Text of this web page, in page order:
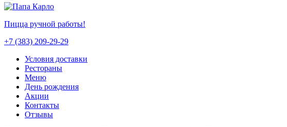
Пицца ручной работы!
+7 (383) 209-29-29
Условия доставки
Рестораны
Меню
День рождения
Акции
Контакты
Отзывы